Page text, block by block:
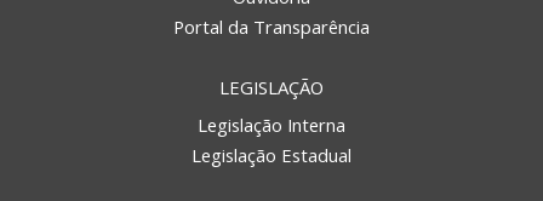
Portal da Transparência
LEGISLAÇÃO
Legislação Interna
Legislação Estadual